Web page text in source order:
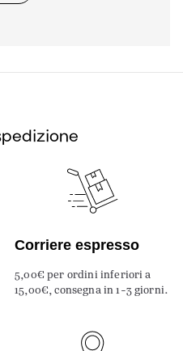
Corriere espresso
5,00€ per ordini inferiori a
15,00€, consegna in 1-3 giorni.